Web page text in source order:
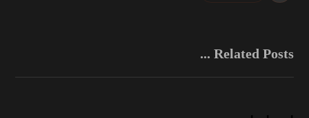
Related Posts ...